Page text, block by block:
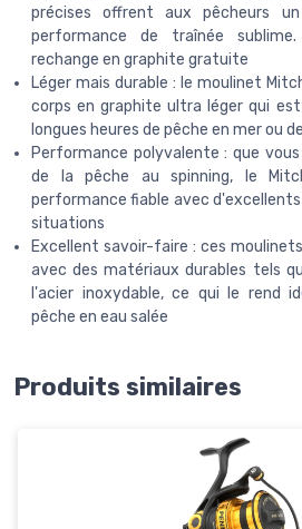
précises offrent aux pêcheurs
performance de traînée
rechange en graphite gratuite
Léger mais durable : le moulinet
corps en graphite ultra léger qui
longues heures de pêche en mer ou
Performance polyvalente : que
de la pêche au spinning, le
performance fiable avec
situations
Excellent savoir-faire : ces
avec des matériaux durables tels
l'acier inoxydable, ce qui le rend
pêche en eau salée
Produits similaires